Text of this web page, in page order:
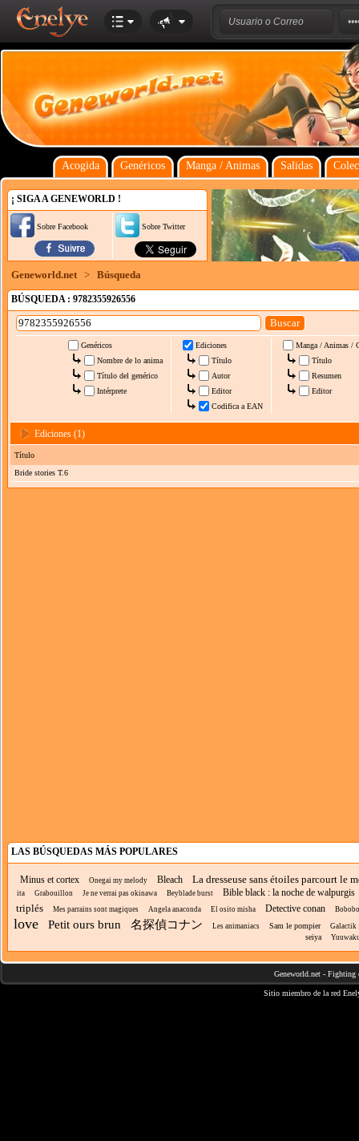
Acogida Genéricos Manga / Animas Salidas
¡ SIGA A GENEWORLD !
Sobre Facebook Sobre Twitter
Geneworld.net > Búsqueda
BÚSQUEDA : 9782355926556
Genéricos
Nombre de lo anima
Título del genérico
Intérprete
Ediciones
Título
Autor
Editor
Codifica a EAN
Manga / Animas /
Título
Resumen
Editor
Ediciones (1)
Título
Bride stories T.6
LAS BÚSQUEDAS MÁS POPULARES
Minus et cortex Onegai my melody Bleach La dresseuse sans étoiles parcourt le
ita Grabouillon Je ne verrai pas okinawa Beyblade burst Bible black : la noche de walpurgis
triplés Mes parrains sont magiques Angela anaconda El osito misha Detective conan
love Petit ours brun 名探偵コナン Les animaniacs Sam le pompier Galactik
seiya
Geneworld.net - Fighting
Sitio miembro de la red